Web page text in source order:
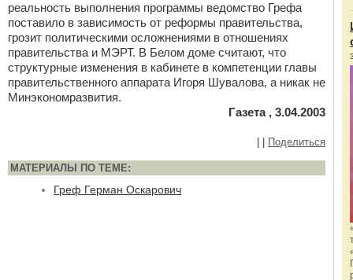
реальность выполнения программы ведомство Грефа
поставило в зависимость от реформы правительства,
грозит политическими осложнениями в отношениях
правительства и МЭРТ. В Белом доме считают, что
структурные изменения в кабинете в компетенции главы
правительственного аппарата Игоря Шувалова, а никак не
Минэкономразвития.
Газета , 3.04.2003
Поделиться
МАТЕРИАЛЫ ПО ТЕМЕ:
Греф Герман Оскарович